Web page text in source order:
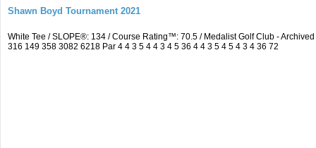
Shawn Boyd Tournament 2021
White Tee / SLOPE®: 134 / Course Rating™: 70.5 / Medalist Golf Club -
316 149 358 3082 6218 Par 4 4 3 5 4 4 3 4 5 36 4 4 3 5 4 5 4 3 4 36 72